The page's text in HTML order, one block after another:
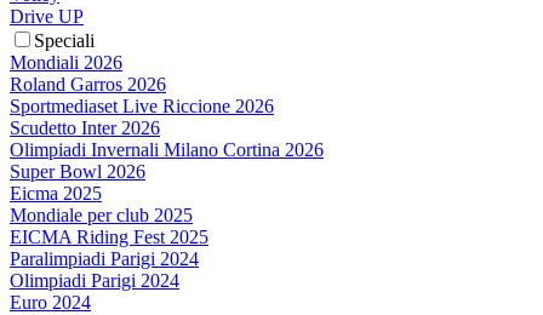
Drive UP
Speciali
Mondiali 2026
Roland Garros 2026
Sportmediaset Live Riccione 2026
Scudetto Inter 2026
Olimpiadi Invernali Milano Cortina 2026
Super Bowl 2026
Eicma 2025
Mondiale per club 2025
EICMA Riding Fest 2025
Paralimpiadi Parigi 2024
Olimpiadi Parigi 2024
Euro 2024